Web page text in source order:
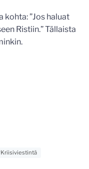
kohta: ”Jos haluat
Ristiin.” Tällaista